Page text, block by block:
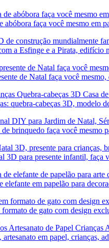
abóbora faça você mesmo em
a Esfinge e a Pirata, edifício
de Natal faça você
quebra-cabeças 3D, modelo
brinquedo faça você mesmo
3D para presente infantil, faça
elefante em papelão para
de gato com design
em papel, crianças,